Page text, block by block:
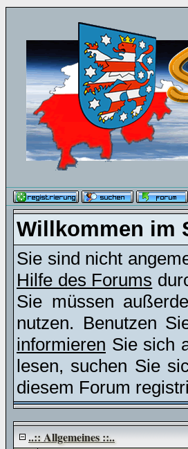
Willkommen im
Sie sind nicht
Hilfe des Forums
Sie müssen
nutzen. Benutzen
informieren Sie sich
lesen, suchen Sie
diesem Forum
..:: Allgemeines ::..